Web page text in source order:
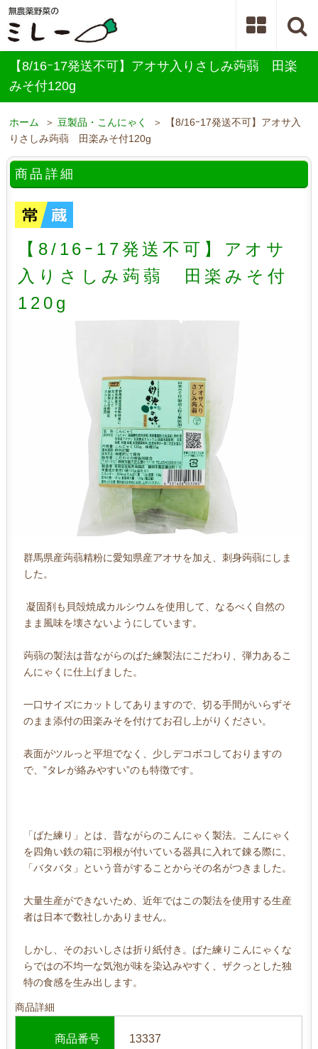
【8/16ｰ17発送不可】アオサ入りさしみ蒟蒻 田楽
みそ付120g
ホーム ＞豆製品・こんにゃく
＞ 【8/16ｰ17発送不可】アオサ入
りさしみ蒟蒻 田楽みそ付120g
商品詳細
【8/16ｰ17発送不可】アオサ
入りさしみ蒟蒻 田楽みそ付
120g
群馬県産蒟蒻精粉に愛知県産アオサを加え、刺身蒟蒻にしま
した。
凝固剤も貝殻焼成カルシウムを使用して、なるべく自然の
まま風味を壊さないようにしています。
蒟蒻の製法は昔ながらのばた練製法にこだわり、弾力あるこ
んにゃくに仕上げました。
一口サイズにカットしてありますので、切る手間がいらずそ
のまま添付の田楽みそを付けてお召し上がりください。
表面がツルっと平坦でなく、少しデコボコしておりますの
で、”タレが絡みやすい”のも特徴です。
「ばた練り」とは、昔ながらのこんにゃく製法。こんにゃく
を四角い鉄の箱に羽根が付いている器具に入れて錬る際に、
「バタバタ」という音がすることからその名がつきました。
大量生産ができないため、近年ではこの製法を使用する生産
者は日本で数社しかありません。
しかし、そのおいしさは折り紙付き。ばた練りこんにゃくな
らではの不均一な気泡が味を染込みやすく、ザクっとした独
特の食感を生み出します。
商品詳細
商品番号 13337